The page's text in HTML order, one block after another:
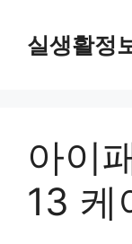
실생활정
아이
13 케